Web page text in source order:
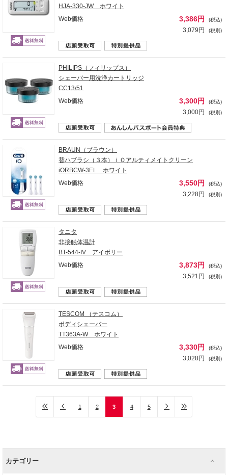
HJA-330-JW ホワイト
Web価格
3,386円 (税込)
3,079円 (税別)
PHILIPS（フィリップス）
シェーバー用洗浄カートリッジ
CC13/51
Web価格
3,300円 (税込)
3,000円 (税別)
BRAUN（ブラウン）
替ハブラシ（３本）ｉＯアルティメイトクリーン
iORBCW-3EL ホワイト
Web価格
3,550円 (税込)
3,228円 (税別)
タニタ
非接触体温計
BT-544-IV アイボリー
Web価格
3,873円 (税込)
3,521円 (税別)
TESCOM （テスコム）
ボディシェーバー
TT363A-W ホワイト
Web価格
3,330円 (税込)
3,028円 (税別)
1 2 3 4 5
カテゴリー